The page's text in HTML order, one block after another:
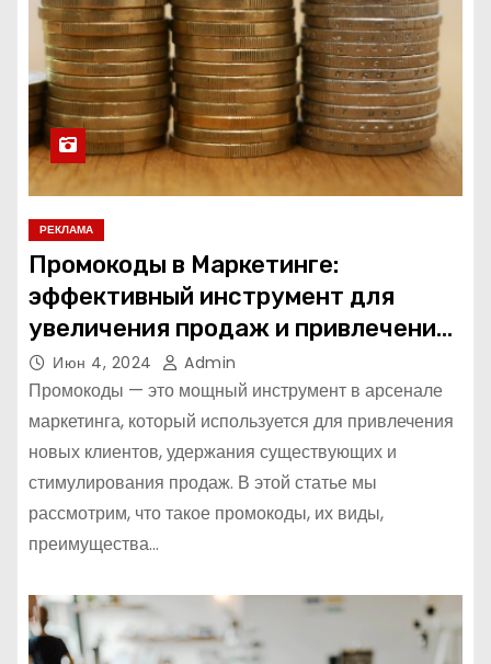
РЕКЛАМА
Промокоды в Маркетинге:
эффективный инструмент для
увеличения продаж и привлечения
клиентов
Июн 4, 2024 Admin
Промокоды — это мощный инструмент в арсенале
маркетинга, который используется для привлечения
новых клиентов, удержания существующих и
стимулирования продаж. В этой статье мы
рассмотрим, что такое промокоды, их виды,
преимущества…